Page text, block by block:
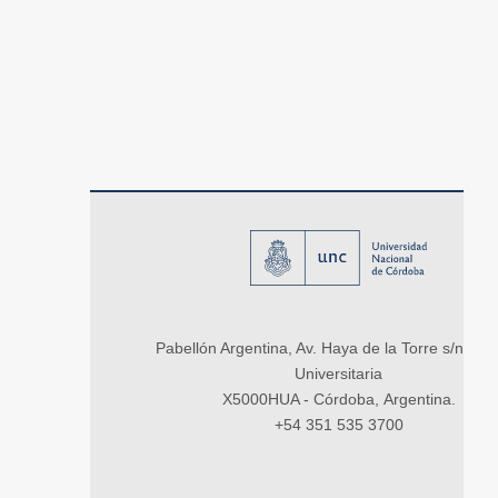
Pabellón Argentina, Av. Haya de la Torre s/n,
Universitaria
X5000HUA - Córdoba, Argentina.
+54 351 535 3700